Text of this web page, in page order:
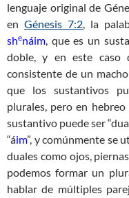
lenguaje original de
enGénesis 7:2, la
shenáim, que es un
doble, y en este caso
consistente de un
que los sustantivos
plurales, pero en
sustantivo puede ser
“áim”, y comúnmente se
duales como ojos,
podemos formar un
hablar de múltiples